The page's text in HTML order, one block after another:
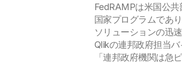
FedRAMPは米国公
国家プログラムであ
ソリューションの迅
Qlikの連邦政府担当
「連邦政府機関は急